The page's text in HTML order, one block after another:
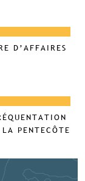
D’AFFAIRES
PENTECÔTE